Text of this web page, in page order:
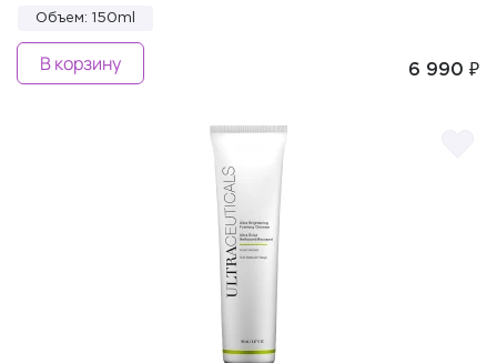
Объем: 150ml
6 990 ₽
В корзину